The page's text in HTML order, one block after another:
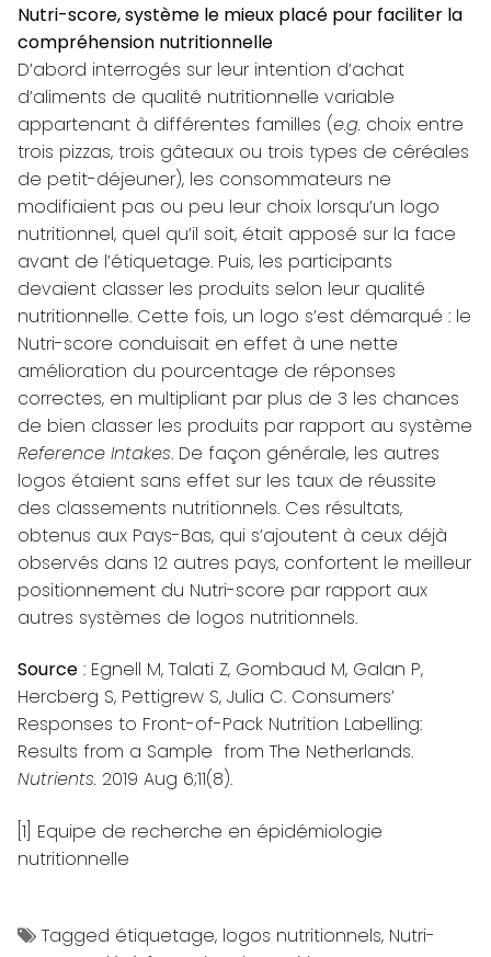
Nutri-score, système le mieux placé pour faciliter la
compréhension nutritionnelle
D’abord interrogés sur leur intention d’achat
d’aliments de qualité nutritionnelle variable
appartenant à différentes familles (e.g. choix entre
trois pizzas, trois gâteaux ou trois types de céréales
de petit-déjeuner), les consommateurs ne
modifiaient pas ou peu leur choix lorsqu’un logo
nutritionnel, quel qu’il soit, était apposé sur la face
avant de l’étiquetage. Puis, les participants
devaient classer les produits selon leur qualité
nutritionnelle. Cette fois, un logo s’est démarqué : le
Nutri-score conduisait en effet à une nette
amélioration du pourcentage de réponses
correctes, en multipliant par plus de 3 les chances
de bien classer les produits par rapport au système
Reference Intakes. De façon générale, les autres
logos étaient sans effet sur les taux de réussite
des classements nutritionnels. Ces résultats,
obtenus aux Pays-Bas, qui s’ajoutent à ceux déjà
observés dans 12 autres pays, confortent le meilleur
positionnement du Nutri-score par rapport aux
autres systèmes de logos nutritionnels.
Source : Egnell M, Talati Z, Gombaud M, Galan P,
Hercberg S, Pettigrew S, Julia C. Consumers’
Responses to Front-of-Pack Nutrition Labelling:
Results from a Sample from The Netherlands.
Nutrients. 2019 Aug 6;11(8).
[1] Equipe de recherche en épidémiologie
nutritionnelle
Tagged étiquetage, logos nutritionnels, Nutri-